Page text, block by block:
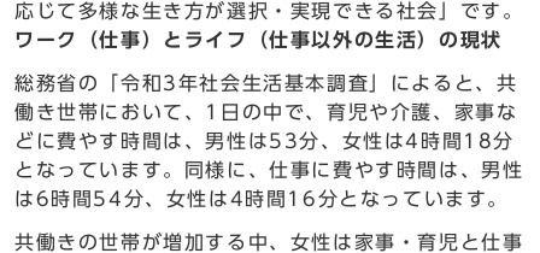
応じて多様な生き方が選択・実現できる社会」です。
ワーク（仕事）とライフ（仕事以外の生活）の現状
総務省の「令和3年社会生活基本調査」によると、共
働き世帯において、1日の中で、育児や介護、家事な
どに費やす時間は、男性は53分、女性は4時間18分
となっています。同様に、仕事に費やす時間は、男性
は6時間54分、女性は4時間16分となっています。
共働きの世帯が増加する中、女性は家事・育児と仕事